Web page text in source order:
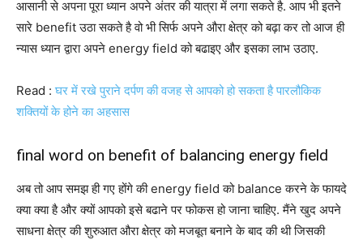
आसानी से अपना पूरा ध्यान अपने अंतर की यात्रा में लगा सकते है. आप भी इतने
सारे benefit उठा सकते है वो भी सिर्फ अपने औरा क्षेत्र को बढ़ा कर तो आज ही
न्यास ध्यान द्वारा अपने energy field को बढाइए और इसका लाभ उठाए.
Read :घर में रखे पुराने दर्पण की वजह से आपको हो सकता है पारलौकिक
शक्तियों के होने का अहसास
final word on benefit of balancing energy field
अब तो आप समझ ही गए होंगे की energy field को balance करने के फायदे
क्या क्या है और क्यों आपको इसे बढाने पर फोकस हो जाना चाहिए. मैंने खुद अपने
साधना क्षेत्र की शुरुआत औरा क्षेत्र को मजबूत बनाने के बाद की थी जिसकी